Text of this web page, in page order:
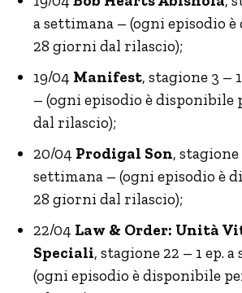
a settimana – (ogni episodio
28 giorni dal rilascio);
19/04 Manifest, stagione 3 –
– (ogni episodio è disponibile
dal rilascio);
20/04 Prodigal Son, stagione
settimana – (ogni episodio è
28 giorni dal rilascio);
22/04 Law & Order: Unità
Speciali, stagione 22 – 1 ep.
(ogni episodio è disponibile